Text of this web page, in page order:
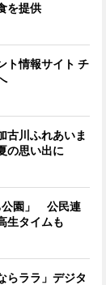
を提供
ト情報サイト チ
古川ふれあいま
の思い出に
公園」 公民連
生タイムも
らララ」デジタ